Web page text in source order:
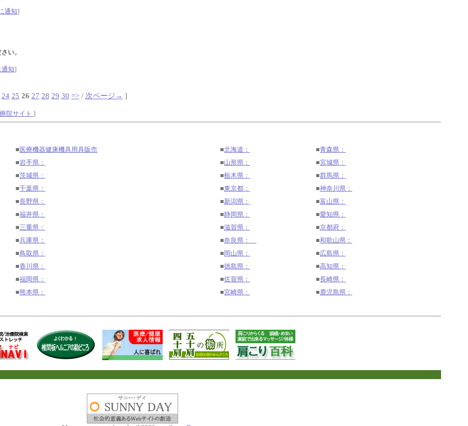
通知]
い。
知]
24 25 26 27 28 29 30 =>/ 次ページ→ ]
院サイト ]
■ 医療機器健康機具用具販売 ■北海道： ■青森県：
■岩手県： ■山形県： ■宮城県：
■茨城県： ■栃木県： ■群馬県：
■千葉県： ■東京都： ■神奈川県：
■長野県： ■新潟県： ■富山県：
■福井県： ■静岡県： ■愛知県：
■三重県： ■滋賀県： ■京都府：
■兵庫県： ■奈良県： ■和歌山県：
■鳥取県： ■ 岡山県： ■広島県：
■香川県： ■徳島県： ■高知県：
■福岡県： ■佐賀県： ■長崎県：
■熊本県： ■宮崎県： ■鹿児島県：